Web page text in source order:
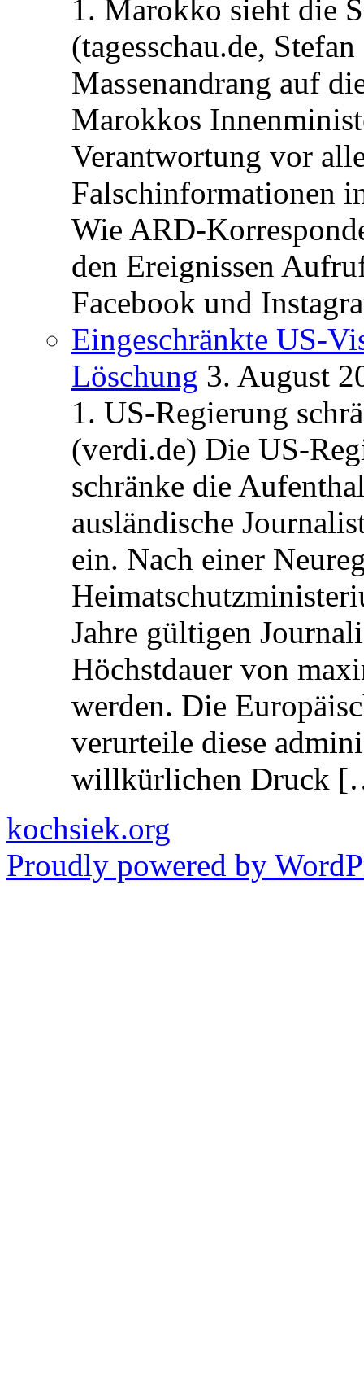
1. Marokko sieht die
(tagesschau.de,
Massenandrang auf
Marokkos
Verantwortung vor
Falschinformationen
Wie ARD-
den Ereignissen
Facebook und
Eingeschränkte US-
Löschung 3. August
1. US-Regierung
(verdi.de) Die US-
schränke die
ausländische
ein. Nach einer
Jahre gültigen
Höchstdauer von
werden. Die
verurteile diese
willkürlichen Druck
kochsiek.org
Proudly powered by